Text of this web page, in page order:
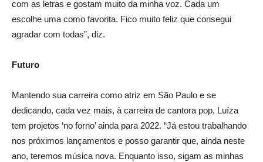
com as letras e gostam muito da minha voz. Cada um
escolhe uma como favorita. Fico muito feliz que consegui
agradar com todas”, diz.
Futuro
Mantendo sua carreira como atriz em São Paulo e se
dedicando, cada vez mais, à carreira de cantora pop, Luíza
tem projetos ‘no forno’ ainda para 2022. “Já estou trabalhando
nos próximos lançamentos e posso garantir que, ainda neste
ano, teremos música nova. Enquanto isso, sigam as minhas